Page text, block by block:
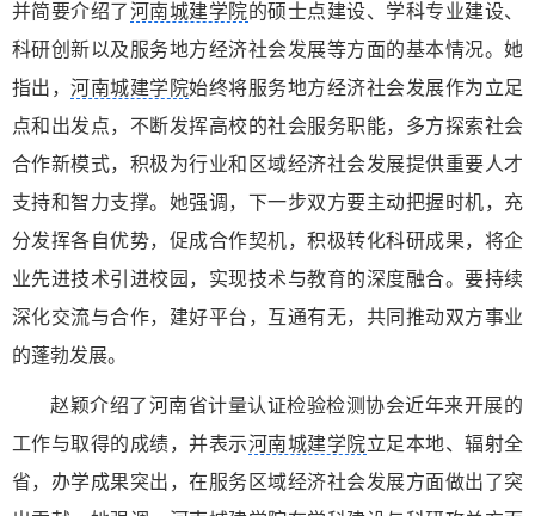
并简要介绍了河南城建学院的硕士点建设、学科专业建设、
科研创新以及服务地方经济社会发展等方面的基本情况。她
指出，河南城建学院始终将服务地方经济社会发展作为立足
点和出发点，不断发挥高校的社会服务职能，多方探索社会
合作新模式，积极为行业和区域经济社会发展提供重要人才
支持和智力支撑。她强调，下一步双方要主动把握时机，充
分发挥各自优势，促成合作契机，积极转化科研成果，将企
业先进技术引进校园，实现技术与教育的深度融合。要持续
深化交流与合作，建好平台，互通有无，共同推动双方事业
的蓬勃发展。
赵颖介绍了河南省计量认证检验检测协会近年来开展的
工作与取得的成绩，并表示河南城建学院立足本地、辐射全
省，办学成果突出，在服务区域经济社会发展方面做出了突